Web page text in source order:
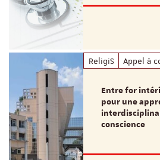
ReligiS Appel à
Entre for
pour une
conscience